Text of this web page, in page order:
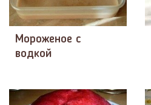
Мороженое с
водкой